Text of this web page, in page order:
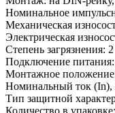
Номинальное
Механическая
Электрическая
Степень загрязнения: 2
Подключение питания:
Монтажное
Номинальный ток (In),
Тип защитной
Количество в упаковке: